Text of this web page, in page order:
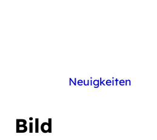
Neuigkeiten
Bild